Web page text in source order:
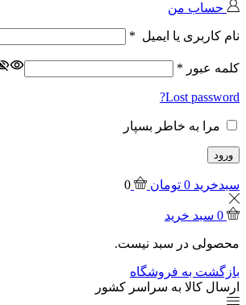
حساب من
نام کاربری یا ایمیل *
کلمه عبور *
Lost password?
مرا به خاطر بسپار
ورود
سبدخرید 0 تومان 0
0 سبد خرید
محصولی در سبد نیست.
بازگشت به فروشگاه
ارسال کالا به سراسر کشور